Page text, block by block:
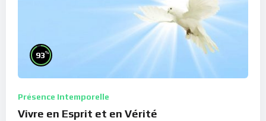
93%
Présence Intemporelle
Vivre en Esprit et en Vérité